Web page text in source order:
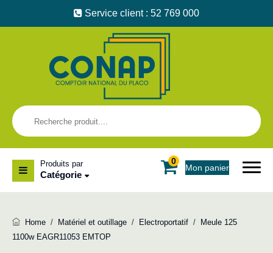
Service client : 52 769 000
0
Mon panier
Produits par
Catégorie
Home / Matériel et outillage / Electroportatif /
Meule 125
1100w EAGR11053 EMTOP